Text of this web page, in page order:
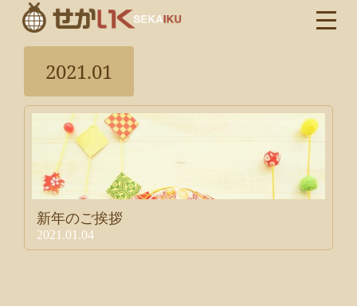
2021.01
新年のご挨拶
2021.01.04